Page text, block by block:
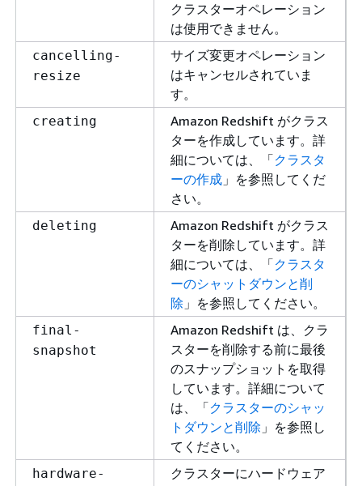
クラスターオペレーション
は使用できません。
cancelling-
resize
サイズ変更オペレーション
はキャンセルされていま
す。
creating
Amazon Redshift がクラス
ターを作成しています。詳
細については、「クラスタ
ーの作成 」を参照してくだ
さい。
deleting
Amazon Redshift がクラス
ターを削除しています。詳
細については、「クラスタ
ーのシャットダウンと削
除 」を参照してください。
final-
snapshot
Amazon Redshift は、クラ
スターを削除する前に最後
のスナップショットを取得
しています。詳細について
は、「クラスターのシャッ
トダウンと削除 」を参照し
てください。
hardware-
クラスターにハードウェア